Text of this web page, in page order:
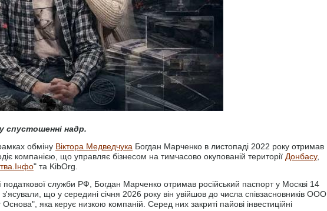
спустошенні надр.
обміну Віктора Медведчука Богдан Марченко в листопаді 2022 року отримав
компанією, що управляє бізнесом на тимчасово окупованій території Донбасу,
" та KibOrg.
служби РФ, Богдан Марченко отримав російський паспорт у Москві 14
що у середині січня 2026 року він увійшов до числа співзасновників ООО
яка керує низкою компаній. Серед них закриті пайові інвестиційні